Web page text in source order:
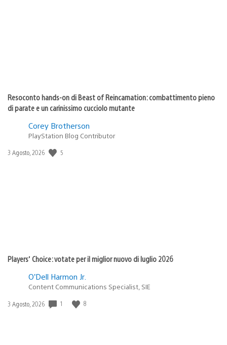
Resoconto hands-on di Beast of Reincarnation: combattimento pieno
di parate e un carinissimo cucciolo mutante
Corey Brotherson
PlayStation Blog Contributor
Data
3 Agosto, 2026 5
Players’ Choice: votate per il miglior nuovo di luglio 2026
O’Dell Harmon Jr.
Content Communications Specialist, SIE
Data
3 Agosto, 2026 1 8